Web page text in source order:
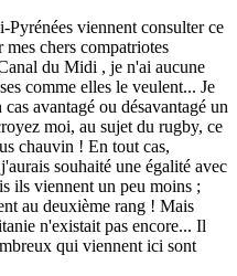
Pyrénées viennent consulter ce
chers compatriotes
du Midi , je n'ai aucune
comme elles le veulent... Je
avantagé ou désavantagé un
moi, au sujet du rugby, ce
chauvin ! En tout cas,
souhaité une égalité avec
ils viennent un peu moins ;
au deuxième rang ! Mais
n'existait pas encore... Il
qui viennent ici sont